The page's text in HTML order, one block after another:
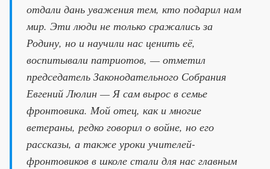
отдали дань уважения тем, кто подарил нам
мир. Эти люди не только сражались за
Родину, но и научили нас ценить её,
воспитывали патриотов, — отметил
председатель Законодательного Собрания
Евгений Люлин — Я сам вырос в семье
фронтовика. Мой отец, как и многие
ветераны, редко говорил о войне, но его
рассказы, а также уроки учителей-
фронтовиков в школе стали для нас главным